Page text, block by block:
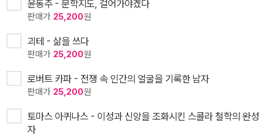
윤동주 - 문학지도, 걸어가야겠다
판매가 25,200원
괴테 - 삶을 쓰다
판매가 25,200원
로버트 카파 - 전쟁 속 인간의 얼굴을 기록한 남자
판매가 25,200원
토마스 아퀴나스 - 이성과 신앙을 조화시킨 스콜라 철학의 완성
자